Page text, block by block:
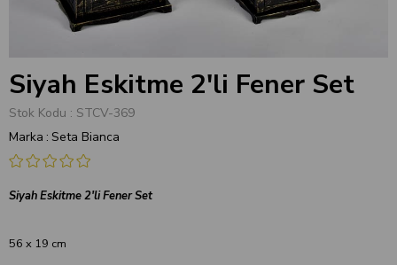
Siyah Eskitme 2'li Fener Set
Stok Kodu
STCV-369
Marka : Seta Bianca
Siyah Eskitme 2'li Fener Set
56 x 19 cm